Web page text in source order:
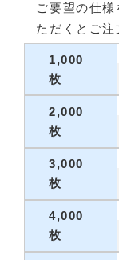
ご要望の仕
ただくとご注
1,000
枚
2,000
枚
3,000
枚
4,000
枚